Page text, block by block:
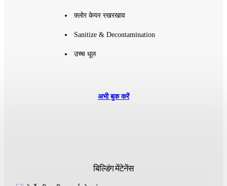
अभी बुक करें
फ़्लोर केयर रखरखाव
Sanitize & Decontamination
उच्च धूल
बिल्डिंग मेंटेनेंस